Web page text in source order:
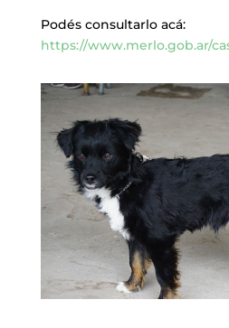
Podés consultarlo acá:
https://www.merlo.gob.ar/